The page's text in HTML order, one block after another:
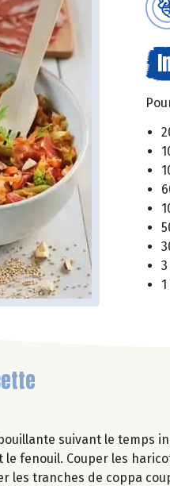
suivant le temps
fenouil. Couper les
les tranches de coppa